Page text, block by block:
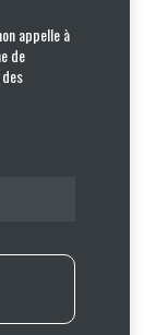
appelle à
de
son
Youri